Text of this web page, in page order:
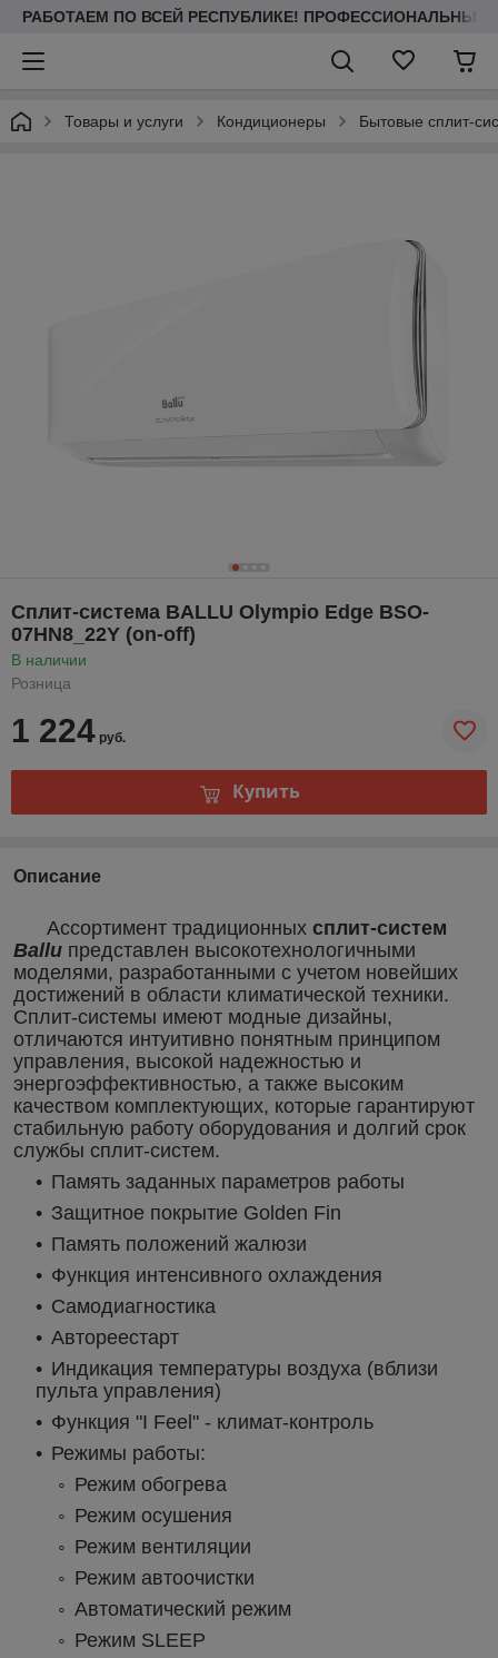
РАБОТАЕМ ПО ВСЕЙ РЕСПУБЛИКЕ!
Товары и услуги Кондиционеры Бытовые сплит-
Сплит-система BALLU Olympio Edge BSO-
07HN8_22Y (on-off)
В наличии
Розница
1 224 руб.
Купить
Описание
Ассортимент традиционных сплит-систем
Ballu представлен высокотехнологичными
моделями, разработанными с учетом новейших
достижений в области климатической техники.
Сплит-системы имеют модные дизайны,
отличаются интуитивно понятным принципом
управления, высокой надежностью и
энергоэффективностью, а также высоким
качеством комплектующих, которые гарантируют
стабильную работу оборудования и долгий срок
службы сплит-систем.
Память заданных параметров работы
Защитное покрытие Golden Fin
Память положений жалюзи
Функция интенсивного охлаждения
Самодиагностика
Автореестарт
Индикация температуры воздуха (вблизи
пульта управления)
Функция "I Feel" - климат-контроль
Режимы работы:
Режим обогрева
Режим осушения
Режим вентиляции
Режим автоочистки
Автоматический режим
Режим SLEEP